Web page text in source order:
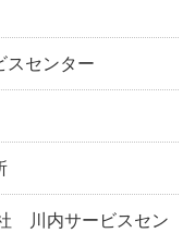
スセンター
川内サービスセン